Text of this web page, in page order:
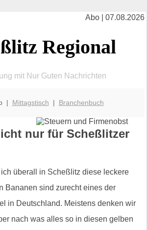
Abo | 07.08.2026
Regional
mit Nur Guten Nachrichten
| Mittagstisch | Branchenbuch
nur für Scheßlitzer
überall in Scheßlitz diese leckere
Bananen sind zurecht eines der
in Deutschland. Meistens denken wir
nach was alles so in diesen gelben